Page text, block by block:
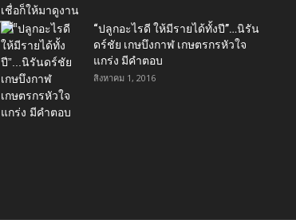
“ปลูกอะไรดี ให้มีรายได้ทั้งปี”…นิรัน
ดร์ชัย เกษบึงกาฬ เกษตรกรหัวใจ
แกร่ง มีคำตอบ
สิงหาคม 1, 2016